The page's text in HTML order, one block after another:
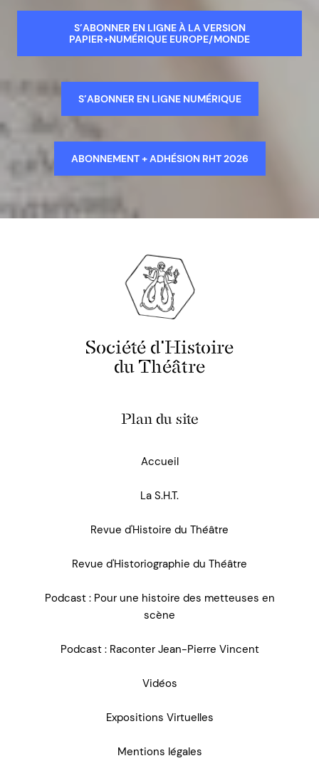
S’ABONNER EN LIGNE À LA VERSION
PAPIER+NUMÉRIQUE EUROPE/MONDE
S’ABONNER EN LIGNE NUMÉRIQUE
ABONNEMENT + ADHÉSION RHT 2026
Société d'Histoire
du Théâtre
Plan du site
Accueil
La S.H.T.
Revue d'Histoire du Théâtre
Revue d'Historiographie du Théâtre
Podcast : Pour une histoire des metteuses en
scène
Podcast : Raconter Jean-Pierre Vincent
Vidéos
Expositions Virtuelles
Mentions légales